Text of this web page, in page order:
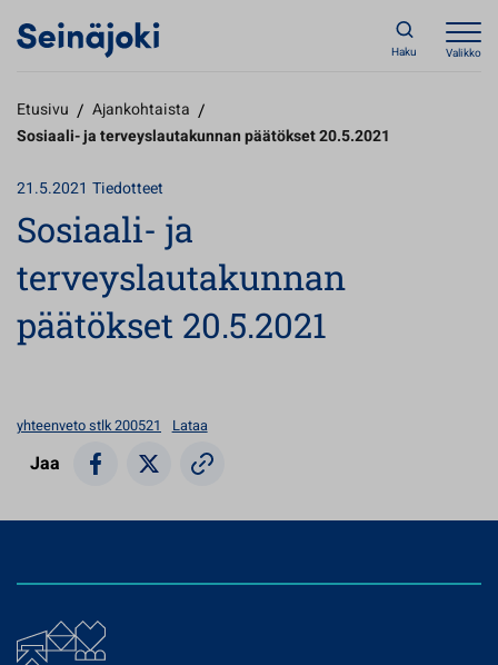
Haku Valikko
Etusivu / Ajankohtaista /
Sosiaali- ja terveyslautakunnan päätökset 20.5.2021
21.5.2021 Tiedotteet
Sosiaali- ja
terveyslautakunnan
päätökset 20.5.2021
yhteenveto stlk 200521 Lataa
Jaa